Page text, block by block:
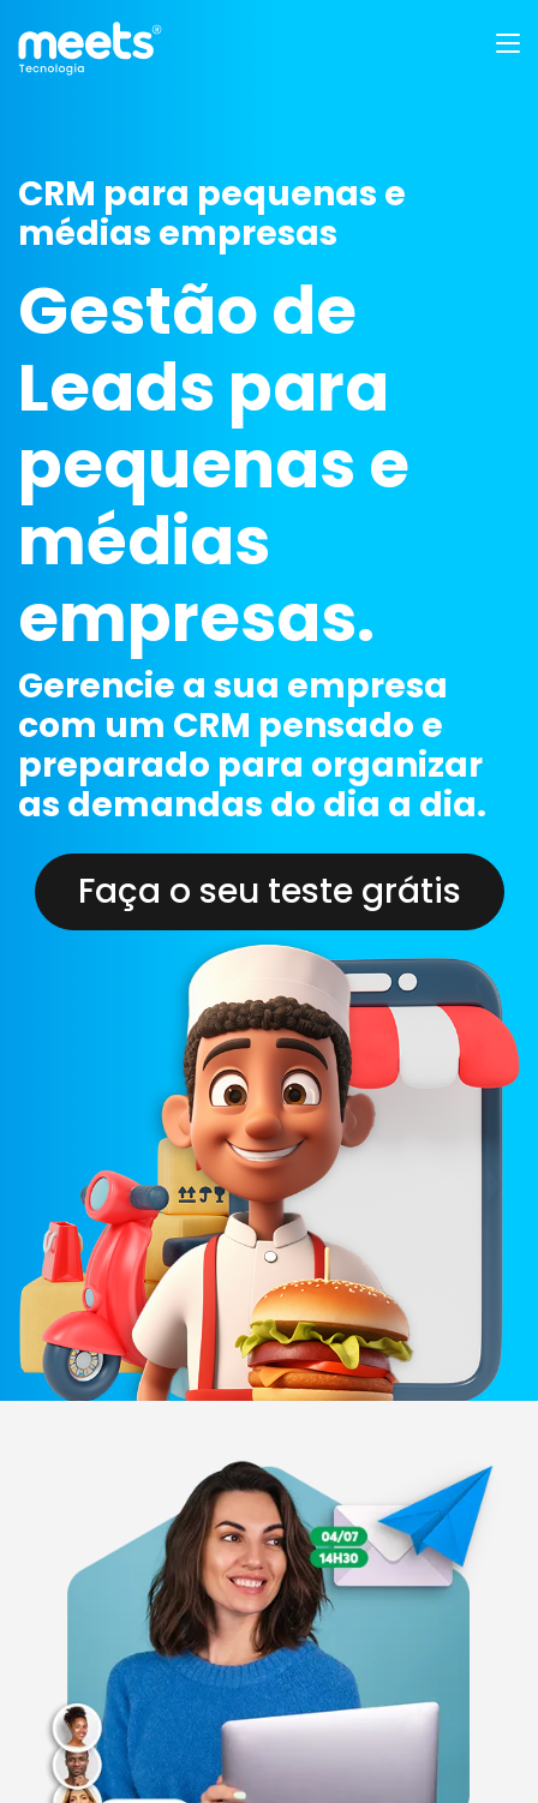
CRM para pequenas e
médias empresas
Gestão de
Leads para
pequenas e
médias
empresas.
Gerencie a sua empresa
com um CRM pensado e
preparado para organizar
as demandas do dia a dia.
Faça o seu teste grátis